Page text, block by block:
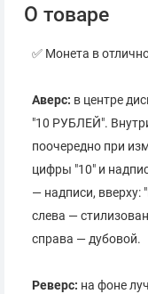
О товаре
✅ Монета в
Аверс: в центре
"10 РУБЛЕЙ".
поочередно при
цифры "10" и
— надписи,
слева —
справа — дубовой.
Реверс: на фоне